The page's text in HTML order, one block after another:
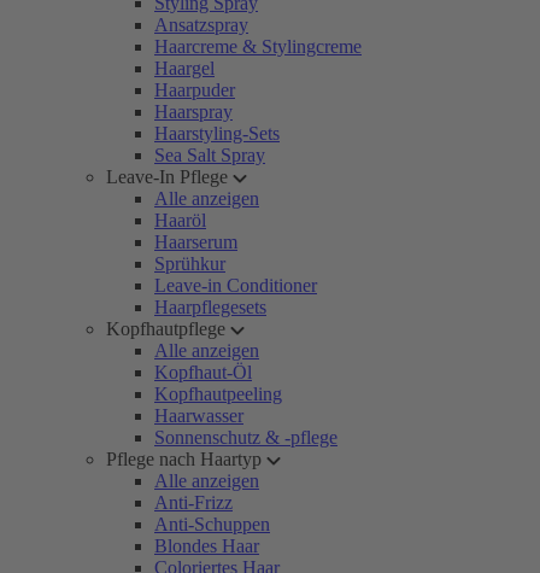
Ansatzspray
Haarcreme & Stylingcreme
Haargel
Haarpuder
Haarspray
Haarstyling-Sets
Sea Salt Spray
Leave-In Pflege
Alle anzeigen
Haaröl
Haarserum
Sprühkur
Leave-in Conditioner
Haarpflegesets
Kopfhautpflege
Alle anzeigen
Kopfhaut-Öl
Kopfhautpeeling
Haarwasser
Sonnenschutz & -pflege
Pflege nach Haartyp
Alle anzeigen
Anti-Frizz
Anti-Schuppen
Blondes Haar
Coloriertes Haar